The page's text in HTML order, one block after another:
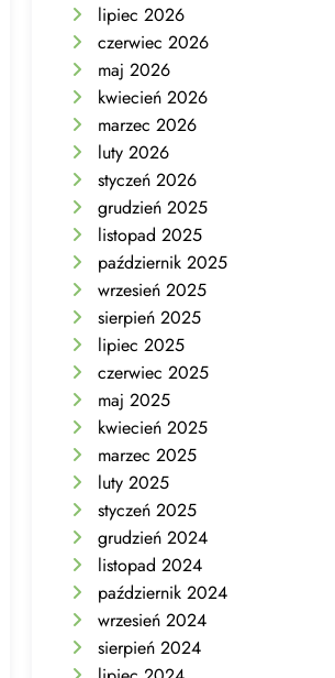
lipiec 2026
czerwiec 2026
maj 2026
kwiecień 2026
marzec 2026
luty 2026
styczeń 2026
grudzień 2025
listopad 2025
październik 2025
wrzesień 2025
sierpień 2025
lipiec 2025
czerwiec 2025
maj 2025
kwiecień 2025
marzec 2025
luty 2025
styczeń 2025
grudzień 2024
listopad 2024
październik 2024
wrzesień 2024
sierpień 2024